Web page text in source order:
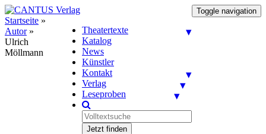
Toggle navigation
Theatertexte
Katalog
News
Künstler
Kontakt
Verlag
Leseproben
Jetzt finden
Startseite »
Autor»
Ulrich
Möllmann